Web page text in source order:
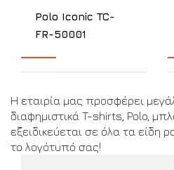
Polo Iconic TC-
FR-50001
Η εταιρία μας προσφέρει
διαφημιστικά T-shirts, Polo,
εξειδικεύεται σε όλα τα είδη
το λογότυπό σας!